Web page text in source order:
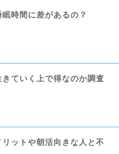
時間に差があるの？
ていく上で得なのか調査
ットや朝活向きな人と不